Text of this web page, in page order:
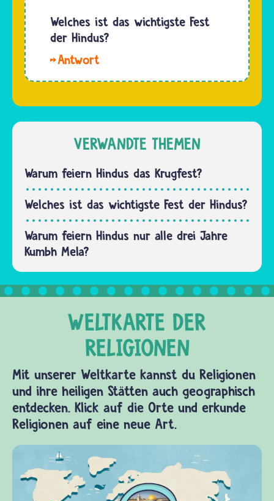
und
Kultur…
der
Corona-
waren
für
ein…
Welches ist das wichtigste Fest
der Hindus?
Hindus
feiern
Kumbh
ist das
größte
Pilgerfest
der Welt.
Es findet
alle drei
VERWANDTE THEMEN
Warum feiern Hindus das Krugfest?
Welches ist das wichtigste Fest der Hindus?
Warum feiern Hindus nur alle drei Jahre
Kumbh Mela?
Mit unserer Weltkarte kannst du Religionen
und ihre heiligen Stätten auch geographisch
entdecken. Klick auf die Orte und erkunde
Religionen auf eine neue Art.